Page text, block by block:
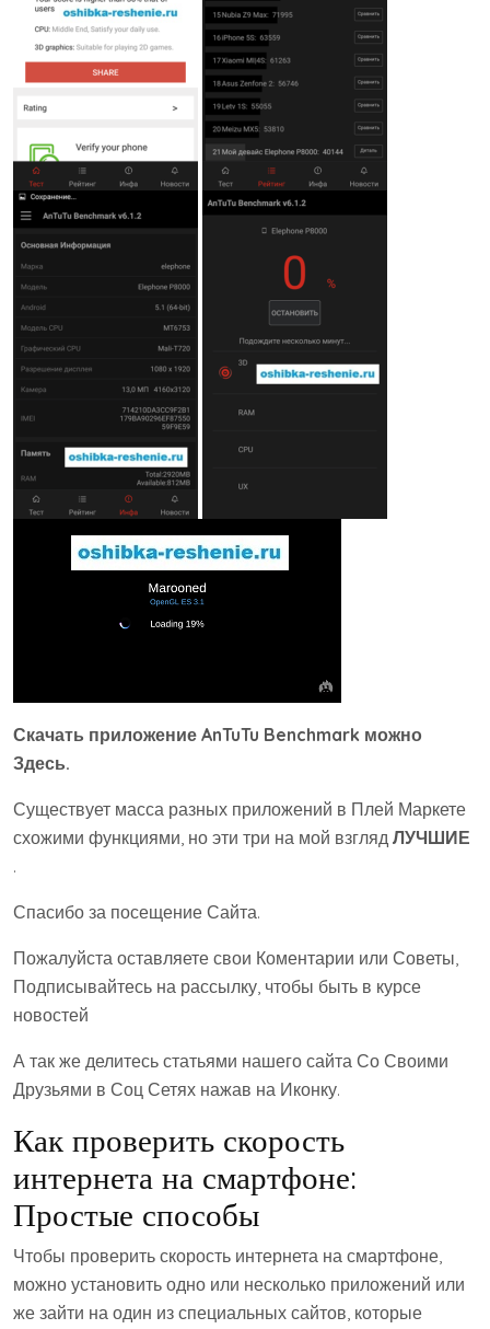
Скачать приложение AnTuTu Benchmark можно
Здесь.
Существует масса разных приложений в Плей Маркете
схожими функциями, но эти три на мой взгляд ЛУЧШИЕ
.
Спасибо за посещение Сайта.
Пожалуйста оставляете свои Коментарии или Советы,
Подписывайтесь на рассылку, чтобы быть в курсе
новостей
А так же делитесь статьями нашего сайта Со Своими
Друзьями в Соц Сетях нажав на Иконку.
Как проверить скорость
интернета на смартфоне:
Простые способы
Чтобы проверить скорость интернета на смартфоне,
можно установить одно или несколько приложений или
же зайти на один из специальных сайтов, которые